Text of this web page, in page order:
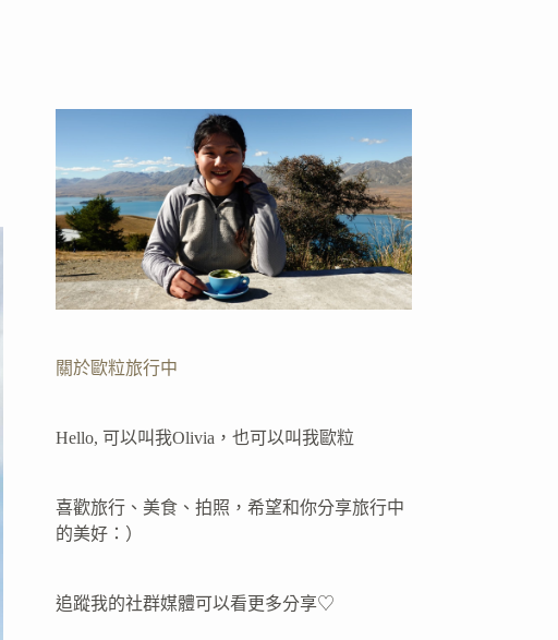
關於歐粒旅行中
Hello, 可以叫我Olivia，也可以叫我歐粒
喜歡旅行、美食、拍照，希望和你分享旅行中
的美好：）
追蹤我的社群媒體可以看更多分享♡